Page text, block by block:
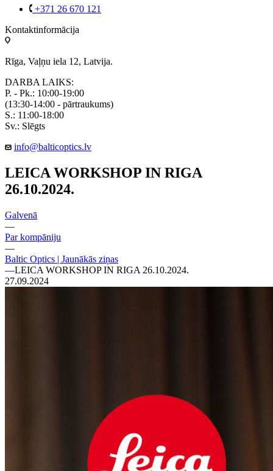
+371 26 670 121
Kontaktinformācija
Rīga, Vaļņu iela 12, Latvija.
DARBA LAIKS:
P. - Pk.: 10:00-19:00
(13:30-14:00 - pārtraukums)
S.: 11:00-18:00
Sv.: Slēgts
info@balticoptics.lv
LEICA WORKSHOP IN RIGA
26.10.2024.
Galvenā
—
Par kompāniju
—
Baltic Optics | Jaunākās ziņas
—LEICA WORKSHOP IN RIGA 26.10.2024.
27.09.2024